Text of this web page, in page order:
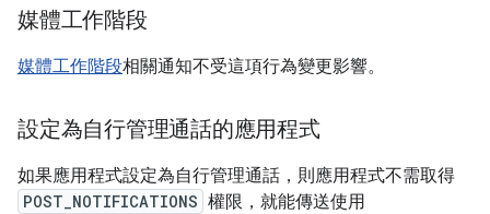
媒體工作階段
媒體工作階段相關通知不受這項行為變更影響。
設定為自行管理通話的應用程式
如果應用程式設定為自行管理通話，則應用程式不需取得
POST_NOTIFICATIONS 權限，就能傳送使用